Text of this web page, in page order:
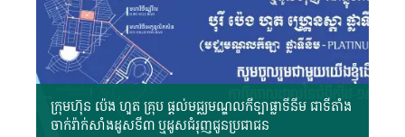
ក្រុមហ៊ុន ប៉េង ហួត គ្រុប ផ្ដល់មជ្ឈមណ្ឌលកីឡាផ្លាទីនីម ជាទីតាំង
ចាក់វ៉ាក់សាំងដូសទី៣ ឬដូសជំរុញជូនប្រជាជន